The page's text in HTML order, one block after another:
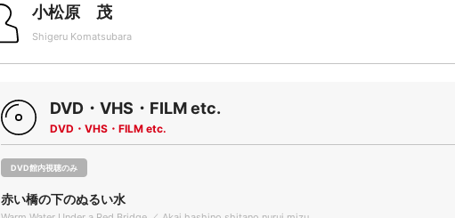
小松原 茂
Shigeru Komatsubara
DVD・VHS・FILM etc.
DVD・VHS・FILM etc.
DVD館内視聴のみ
赤い橋の下のぬるい水